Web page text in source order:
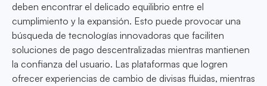
deben encontrar el delicado equilibrio entre el
cumplimiento y la expansión. Esto puede provocar una
búsqueda de tecnologías innovadoras que faciliten
soluciones de pago descentralizadas mientras mantienen
la confianza del usuario. Las plataformas que logren
ofrecer experiencias de cambio de divisas fluidas, mientras